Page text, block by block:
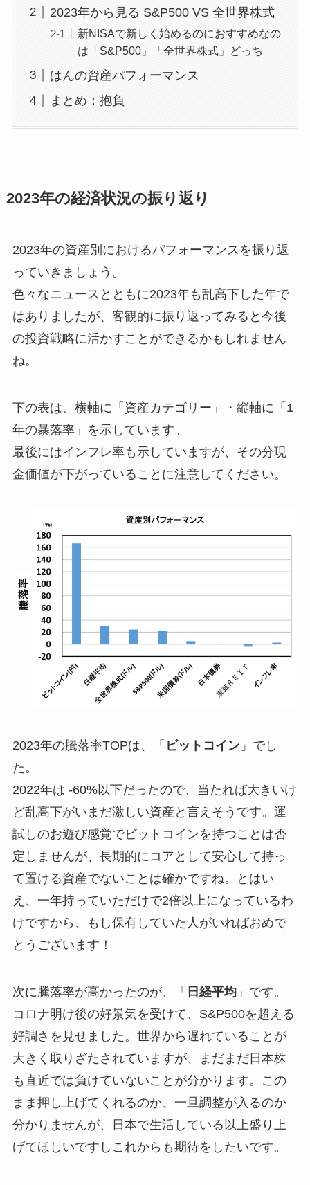
2023年から見る S&P500 VS 全世界株式
新NISAで新しく始めるのにおすすめなの
は「S&P500」「全世界株式」どっち
はんの資産パフォーマンス
まとめ：抱負
2023年の経済状況の振り返り
2023年の資産別におけるパフォーマンスを振り返
っていきましょう。
色々なニュースとともに2023年も乱高下した年で
はありましたが、客観的に振り返ってみると今後
の投資戦略に活かすことができるかもしれません
ね。
下の表は、横軸に「資産カテゴリー」・縦軸に「1
年の暴落率」を示しています。
最後にはインフレ率も示していますが、その分現
金価値が下がっていることに注意してください。
2023年の騰落率TOPは、「 ビットコイン」でし
た。
2022年は -60%以下だったので、当たれば大きいけ
ど乱高下がいまだ激しい資産と言えそうです。運
試しのお遊び感覚でビットコインを持つことは否
定しませんが、長期的にコアとして安心して持っ
て置ける資産でないことは確かですね。とはい
え、一年持っていただけで2倍以上になっているわ
けですから、もし保有していた人がいればおめで
とうございます！
次に騰落率が高かったのが、「 日経平均」です。
コロナ明け後の好景気を受けて、S&P500を超える
好調さを見せました。世界から遅れていることが
大きく取りざたされていますが、まだまだ日本株
も直近では負けていないことが分かります。この
まま押し上げてくれるのか、一旦調整が入るのか
分かりませんが、日本で生活している以上盛り上
げてほしいですしこれからも期待をしたいです。